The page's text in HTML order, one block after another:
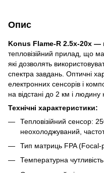
Опис
Konus Flame-R 2.5x-20x —
тепловізійний прилад, що
які дозволять
спектра завдань. Оптичні
електронних сенсорів і
на відстані до 2 км і людину
Технічні характеристики:
Тепловізійний сенсор:
неохолоджуваний,
Тип матриць FPA (Focal-
Температурна